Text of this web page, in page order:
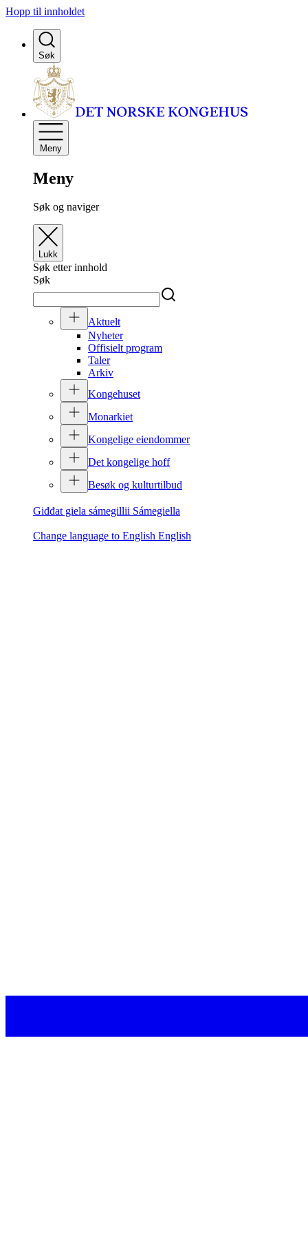
Hopp til innholdet
Søk
Meny
Meny
Søk og naviger
Lukk
Søk etter innhold
Søk
Aktuelt
Nyheter
Offisielt program
Taler
Arkiv
Kongehuset
Monarkiet
Kongelige eiendommer
Det kongelige hoff
Besøk og kulturtilbud
Giđđat giela sámegillii Sámegiella
Change language to English English